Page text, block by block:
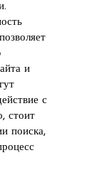
и
с
стоит
поиска,